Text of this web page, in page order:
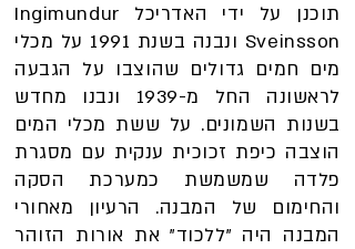
תוכנן על ידי האדריכל Ingimundur
Sveinsson ונבנה בשנת 1991 על מכלי
מים חמים גדולים שהוצבו על הגבעה
לראשונה החל מ-1939 ונבנו מחדש
בשנות השמונים. על ששת מכלי המים
הוצבה כיפת זכוכית ענקית עם מסגרת
פלדה שמשמשת כמערכת הסקה
והחימום של המבנה. הרעיון מאחורי
המבנה היה "ללכוד" את אורות הזוהר